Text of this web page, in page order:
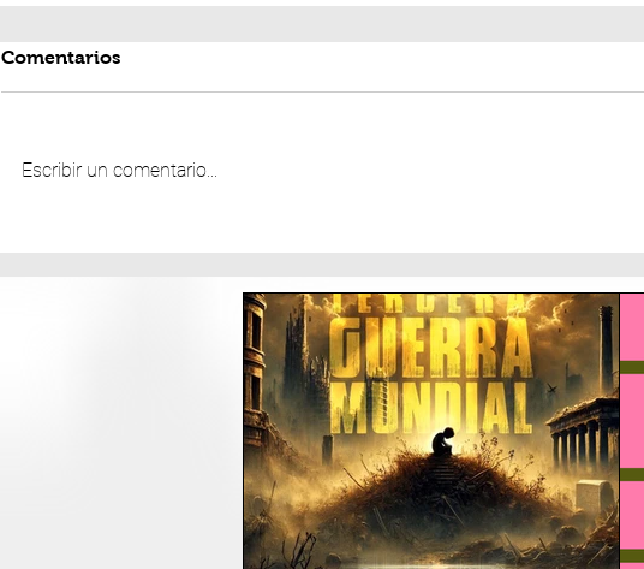
Comentarios
Escribir un comentario...